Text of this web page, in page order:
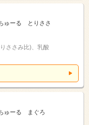
ゅーる とりささ
ささみ比)、乳酸
ゅーる まぐろ